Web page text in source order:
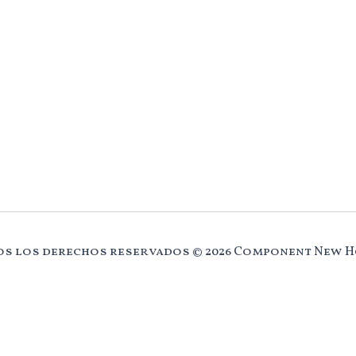
los derechos reservados © 2026 Component New